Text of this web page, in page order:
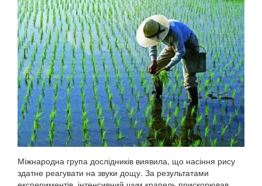
Міжнародна група дослідників виявила, що насіння рису
здатне реагувати на звуки дощу. За результатами